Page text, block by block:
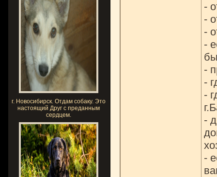
г. Новосибирск. Отдам собаку. Это
настоящий Друг с преданным
сердцем.
-
-
-
-
-
-
-
-
-